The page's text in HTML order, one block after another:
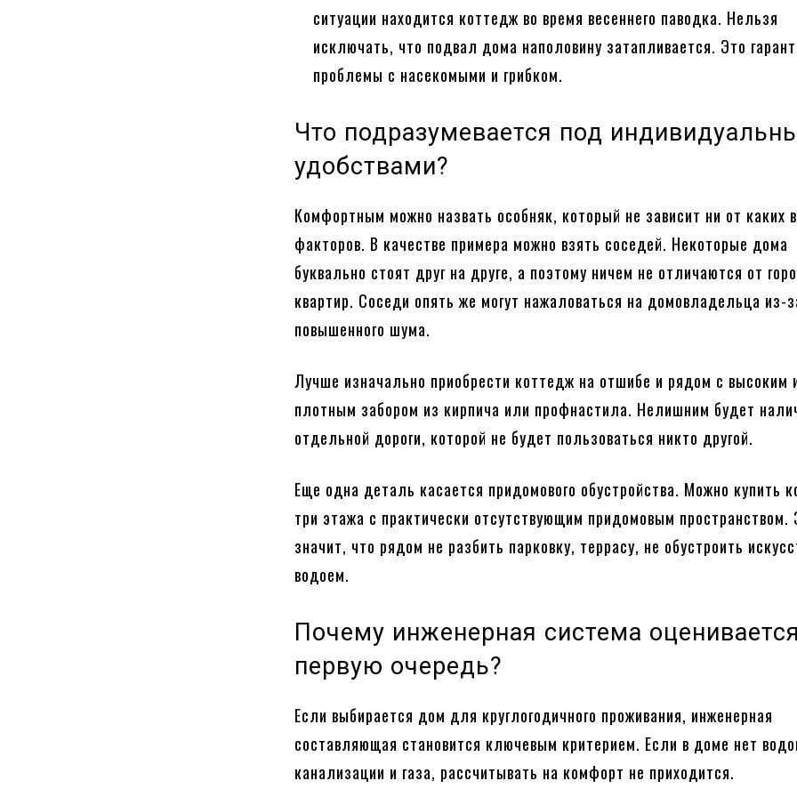
ситуации находится коттедж во время весеннего паводка. Нельзя
исключать, что подвал дома наполовину затапливается. Это
проблемы с насекомыми и грибком.
Что подразумевается под
удобствами?
Комфортным можно назвать особняк, который не зависит ни от каких
факторов. В качестве примера можно взять соседей. Некоторые дома
буквально стоят друг на друге, а поэтому ничем не отличаются от
квартир. Соседи опять же могут нажаловаться на домовладельца из-
повышенного шума.
Лучше изначально приобрести коттедж на отшибе и рядом с высоким
плотным забором из кирпича или профнастила. Нелишним будет
отдельной дороги, которой не будет пользоваться никто другой.
Еще одна деталь касается придомового обустройства. Можно купить
три этажа с практически отсутствующим придомовым пространством.
значит, что рядом не разбить парковку, террасу, не обустроить
водоем.
Почему инженерная система
первую очередь?
Если выбирается дом для круглогодичного проживания, инженерная
составляющая становится ключевым критерием. Если в доме нет
канализации и газа, рассчитывать на комфорт не приходится.